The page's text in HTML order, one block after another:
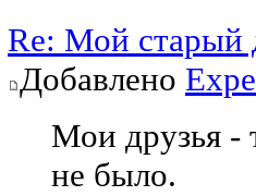
Re: Мой старый
Добавлено
Мои друзья -
не было.